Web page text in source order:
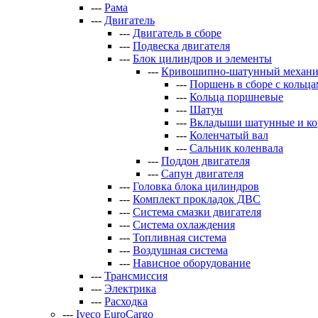
--- Рама
--- Двигатель
--- Двигатель в сборе
--- Подвеска двигателя
--- Блок цилиндров и элементы
--- Кривошипно-шатунный
--- Поршень в сборе с
--- Кольца поршневые
--- Шатун
--- Вкладыши шатунные и
--- Коленчатый вал
--- Сальник коленвала
--- Поддон двигателя
--- Сапун двигателя
--- Головка блока цилиндров
--- Комплект прокладок ДВС
--- Система смазки двигателя
--- Система охлаждения
--- Топливная система
--- Воздушная система
--- Нависное оборудование
--- Трансмиссия
--- Электрика
--- Расходка
--- Iveco EuroCargo